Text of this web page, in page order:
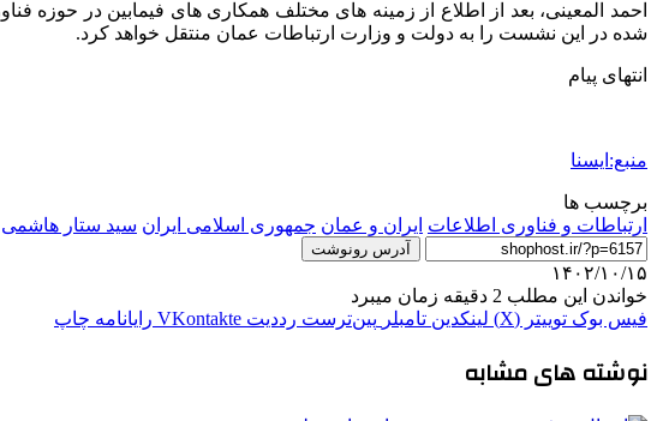
احمد المعینی، بعد از اطلاع از زمینه های مختلف همکاری های فیمابین در
شده در این نشست را به دولت و وزارت ارتباطات عمان منتقل خواهد کرد.
انتهای پیام
منبع:ایسنا
برچسب ها
ارتباطات و فناوری اطلاعات ایران و عمان جمهوری اسلامی ایران سید ستار هاشمی
آدرس رونوشت
۱۴۰۲/۱۰/۱۵
خواندن این مطلب 2 دقیقه زمان میبرد
فیس بوک توییتر (X) لینکدین ‫تامبلر ‫پین‌ترست ‫رددیت ‫VKontakte رایانامه چاپ
نوشته های مشابه